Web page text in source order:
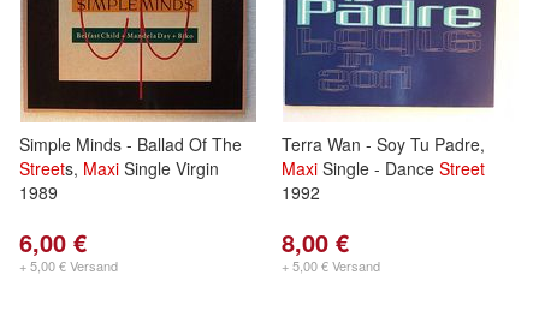
Simple Minds - Ballad Of The
Streets, Maxi Single Virgin
1989
6,00 €
+ 5,00 € Versand
Terra Wan - Soy Tu Padre,
Maxi Single - Dance Street
1992
8,00 €
+ 5,00 € Versand